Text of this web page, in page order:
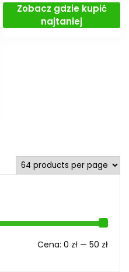
Zobacz gdzie kupić
najtaniej
Cena
Cena
Cena: 0 zł — 50 zł